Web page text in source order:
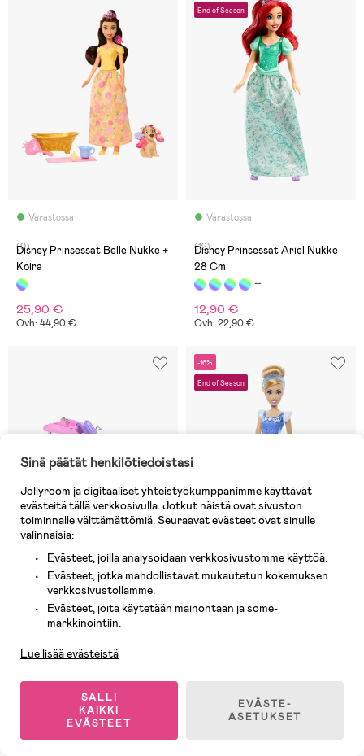
Varastossa
(0)
Disney Prinsessat Belle Nukke +
Koira
25,90 €
Ovh: 44,90 €
End of Season
Varastossa
(12)
Disney Prinsessat Ariel Nukke
28 Cm
12,90 €
Ovh: 22,90 €
5 JÄLJELLÄ
Barbie Dream Boat Leikkisetti
91,90 €
-16%
End of Season
Ovh: 22,90 €
Sinä päätät henkilötiedoistasi
Jollyroom ja digitaaliset yhteistyökumppanimme käyttävät
evästeitä tällä verkkosivulla. Jotkut näistä ovat sivuston
toiminnalle välttämättömiä. Seuraavat evästeet ovat sinulle
valinnaisia:
Evästeet, joilla analysoidaan verkkosivustomme käyttöä.
Evästeet, jotka mahdollistavat mukautetun kokemuksen
verkkosivustollamme.
Evästeet, joita käytetään mainontaan ja some-
markkinointiin.
Lue lisää evästeistä
SALLI
KAIKKI
EVÄSTEET
EVÄSTE-
ASETUKSET